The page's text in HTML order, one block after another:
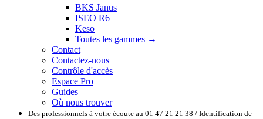
BKS Janus
ISEO R6
Keso
Toutes les gammes →
Contact
Contactez-nous
Contrôle d'accès
Espace Pro
Guides
Où nous trouver
Des professionnels à votre écoute au 01 47 21 21 38 / Identification de